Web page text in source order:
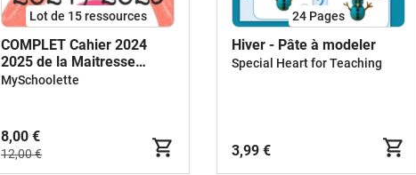
Lot de 15 ressources
COMPLET Cahier 2024
2025 de la Maitresse
Version RAINBOW
MySchoolette
8,00 €
12,00 €
24 Pages
Hiver - Pâte à modeler
Special Heart for Teaching
3,99 €